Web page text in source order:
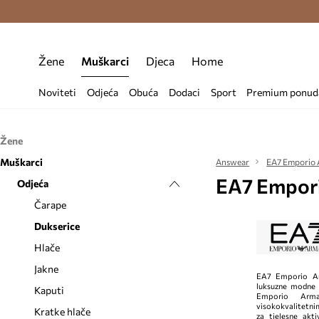
Besplatna
Žene Muškarci Djeca Home
Noviteti Odjeća Obuća Dodaci Sport Premium
Žene
Odjeća
Bluze i košulje
Čarape
Donje rublje
Dukserice
Haljine
Hlače i tajice
Jakne
Obuća
Gležnjače
Modne tenisice
Natikače i sandale
Sportska obuća
Termo čizme
Dodaci
Dodaci za plivanje
Etuiji i torbice
Kape i šeširi
Kozmetičke torbice
Novčanici
Muškarci
Odjeća
Čarape
Dukserice
Hlače
Jakne
Kaputi
Kratke hlače
Answear EA7 Emporio
EA7
EA7 Emporio
luksuzne
Emporio
za tjelesne